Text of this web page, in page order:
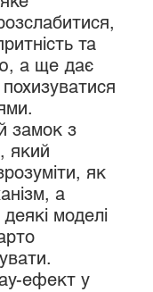
та
а ще дає
замок з
який
як
а
моделі
ефект у